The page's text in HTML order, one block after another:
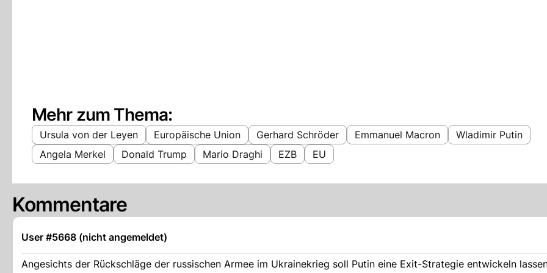
Mehr zum Thema:
Ursula von der Leyen Europäische Union Gerhard Schröder Emmanuel Macron
Wladimir Putin
Angela Merkel
Donald Trump Mario Draghi EZB EU
Kommentare
User #5668 (nicht angemeldet)
Angesichts der Rückschläge der russischen Armee im Ukrainekrieg soll Putin eine Exit-Strategie entwickeln